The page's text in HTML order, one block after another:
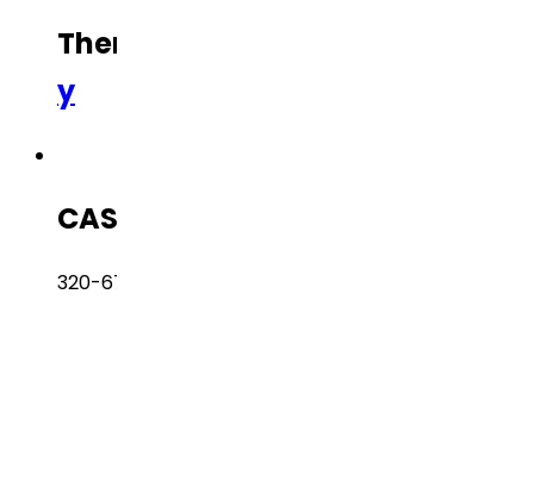
Therapeutic Category
y
CAS Number
320-67-2